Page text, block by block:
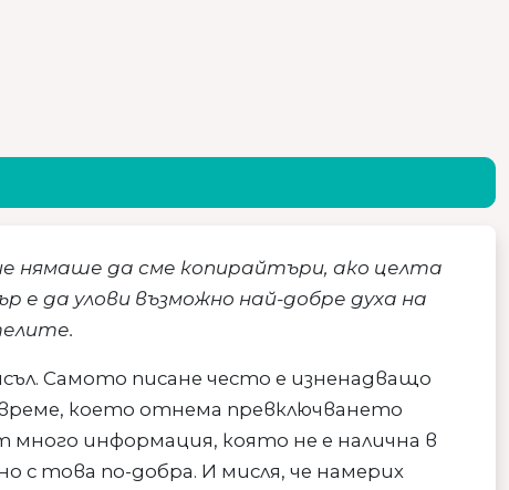
нямаше да сме копирайтъри, ако целта
да улови възможно най-добре духа на
Самото писане често е изненадващо
което отнема превключването
информация, която не е налична в
с това по-добра. И мисля, че намерих